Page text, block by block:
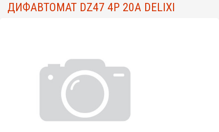
ДИФАВТОМАТ DZ47 4P 20A DELIXI